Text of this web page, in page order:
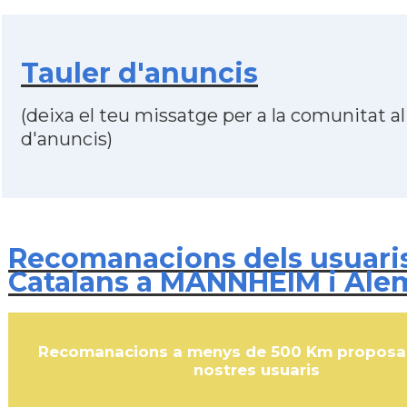
Tauler d'anuncis
(deixa el teu missatge per a la comunitat
d'anuncis)
Recomanacions dels
Catalans a MANNHEIM i
Recomanacions a menys de 500 Km
nostres usuaris